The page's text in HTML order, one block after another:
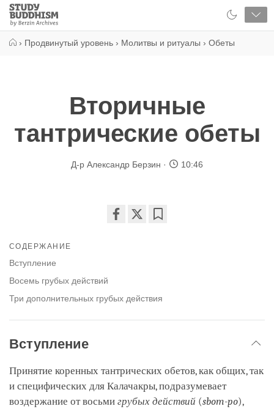
Close
Study
Buddhism
› Продвинутый уровень › Молитвы и ритуалы › Обеты
Вторичные
тантрические обеты
Д-р Александр Берзин 10:46
СОДЕРЖАНИЕ
Вступление
Восемь грубых действий
Три дополнительных грубых действия
Вступление
Принятие коренных тантрических обетов, как общих, так
и специфических для Калачакры, подразумевает
воздержание от восьми грубых действий (sbom-po),